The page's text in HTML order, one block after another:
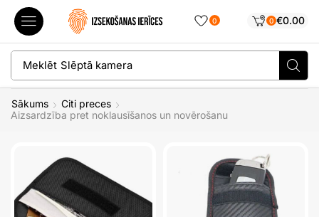
0 0 €0.00
Meklēt Slēptā kamera
Sākums
Citi preces
Aizsardzība pret noklausīšanos un novērošanu